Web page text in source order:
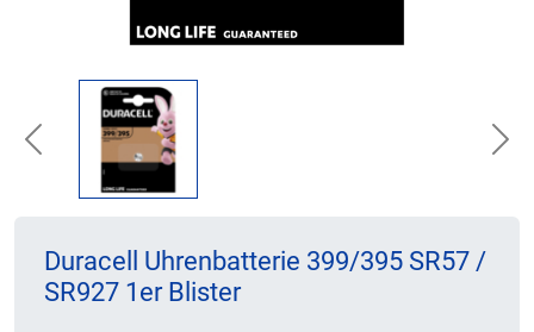
Previous
Duracell Uhrenbatterie 399/395 SR57 /
SR927 1er Blister